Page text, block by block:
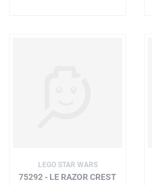
LEGO STAR WARS
75292 - LE RAZOR CREST